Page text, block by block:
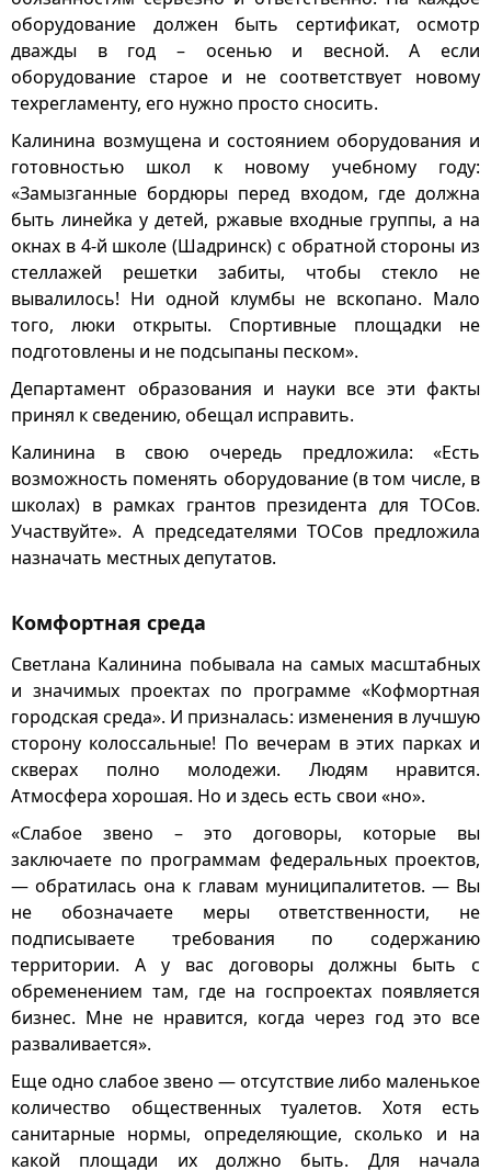
оборудование должен быть сертификат, осмотр
дважды в год – осенью и весной. А если
оборудование старое и не соответствует новому
техрегламенту, его нужно просто сносить.
Калинина возмущена и состоянием оборудования и
готовностью школ к новому учебному году:
«Замызганные бордюры перед входом, где должна
быть линейка у детей, ржавые входные группы, а на
окнах в 4-й школе (Шадринск) с обратной стороны из
стеллажей решетки забиты, чтобы стекло не
вывалилось! Ни одной клумбы не вскопано. Мало
того, люки открыты. Спортивные площадки не
подготовлены и не подсыпаны песком».
Департамент образования и науки все эти факты
принял к сведению, обещал исправить.
Калинина в свою очередь предложила: «Есть
возможность поменять оборудование (в том числе, в
школах) в рамках грантов президента для ТОСов.
Участвуйте». А председателями ТОСов предложила
назначать местных депутатов.
Комфортная среда
Светлана Калинина побывала на самых масштабных
и значимых проектах по программе «Кофмортная
городская среда». И призналась: изменения в лучшую
сторону колоссальные! По вечерам в этих парках и
скверах полно молодежи. Людям нравится.
Атмосфера хорошая. Но и здесь есть свои «но».
«Слабое звено – это договоры, которые вы
заключаете по программам федеральных проектов,
— обратилась она к главам муниципалитетов. — Вы
не обозначаете меры ответственности, не
подписываете требования по содержанию
территории. А у вас договоры должны быть с
обременением там, где на госпроектах появляется
бизнес. Мне не нравится, когда через год это все
разваливается».
Еще одно слабое звено — отсутствие либо маленькое
количество общественных туалетов. Хотя есть
санитарные нормы, определяющие, сколько и на
какой площади их должно быть. Для начала